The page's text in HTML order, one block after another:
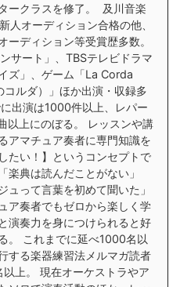
ークラスを修了。 及川音楽
人オーディション合格の他、
ーディション等受賞歴多数。
サート」、TBSテレビドラマ
ズ」、ゲーム「La Corda
ルダ）」ほか出演・収録多
出演は1000件以上、レパー
以上にのぼる。 レッスンや講
アマチュア奏者に専門知識を
たい！】というコンセプトで
楽典は読んだことがない」
ュって言葉を初めて聞いた」
ア奏者でもゼロから楽しく学
演奏力を身につけられると好
。 これまでに延べ1000名以
する楽器練習法メルマガ読者
上。 現在オーケストラやア